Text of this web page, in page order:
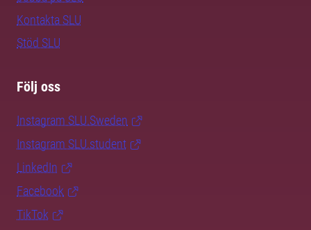
Kontakta SLU
Stöd SLU
Följ oss
Instagram SLU.Sweden
Instagram SLU.student
LinkedIn
Facebook
TikTok